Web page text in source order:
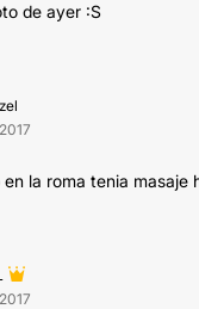
de ayer :S
la roma tenia masaje